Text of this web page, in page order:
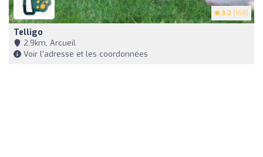
3.2 (169)
Telligo
2,9km, Arcueil
Voir l'adresse et les coordonnées